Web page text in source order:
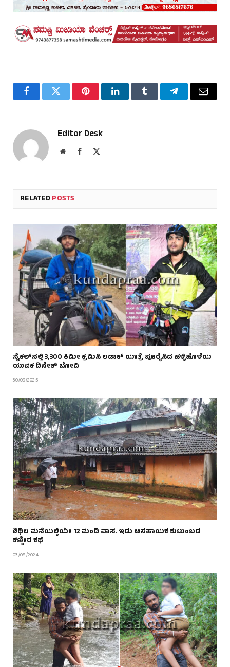
FacebookTwitter PinterestLinkedInTumblr TelegramEmail
Editor Desk
WebsiteFacebook
RELATEDPOSTS
ಸೈಕಲ್‌ನಲ್ಲಿ 3,300 ಕಿಮೀ ಕ್ರಮಿಸಿ ಲಡಾಕ್ ಯಾತ್ರೆ ಪೂರೈಸಿದ ಹಳ್ಳಿಹೊಳೆಯ
ಯುವಕ ದಿನೇಶ್‌ ಬೋವಿ
30/09/2025
ಶಿಥಿಲ ಮನೆಯಲ್ಲಿಯೇ 12 ಮಂದಿ ವಾಸ. ಇದು ಅಸಹಾಯಕ ಕುಟುಂಬದ
ಕಣ್ಣೀರ ಕಥೆ
03/08/2024